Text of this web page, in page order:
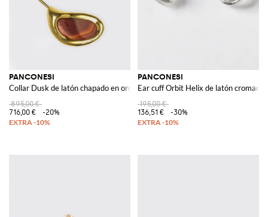
PANCONESI
Collar Dusk de latón chapado en oro de 18 kt con ágata roja engastada
895,00 €
716,00 €
-20%
PANCONESI
Ear cuff Orbit Helix de latón cromado
195,00 €
136,51 €
-30%